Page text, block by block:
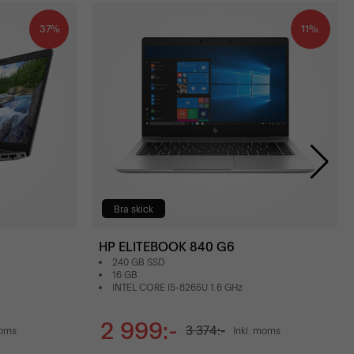
37% 11%
Bra skick
HP ELITEBOOK 840 G6
240 GB SSD
16 GB
INTEL CORE I5-8265U 1.6 GHz
2 999:- 3 374:- Inkl. moms